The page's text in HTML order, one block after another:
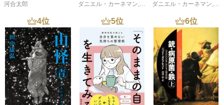
河合太郎
ダニエル・カーネマン, 村井章子ダニエル・カーネマン, 村
4位 5位 6位